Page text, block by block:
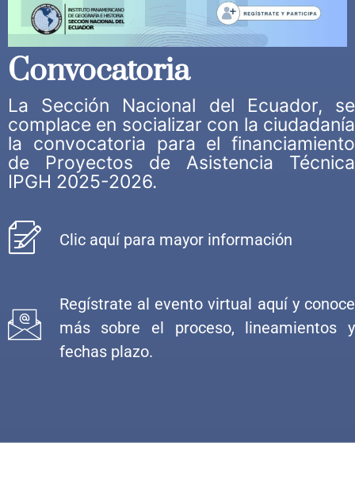
Convocatoria
La Sección Nacional del Ecuador, se
complace en socializar con la ciudadanía
la convocatoria para el financiamiento
de Proyectos de Asistencia Técnica
IPGH 2025-2026.
Clic aquí para mayor información
Regístrate al evento virtual aquí y conoce
más sobre el proceso, lineamientos y
fechas plazo.